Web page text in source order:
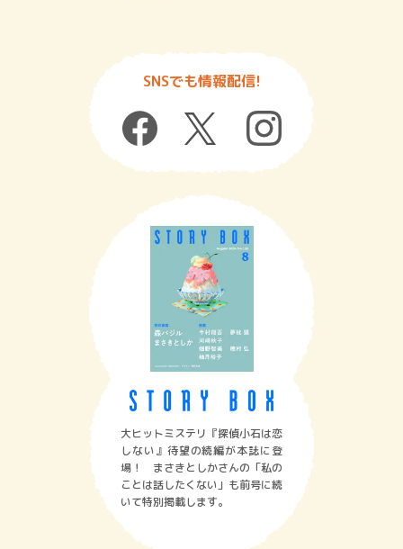
SNSでも情報配信!
大ヒットミステリ『探偵小石は恋
しない』待望の続編が本誌に登
場！ まさきとしかさんの「私の
ことは話したくない」も前号に続
いて特別掲載します。